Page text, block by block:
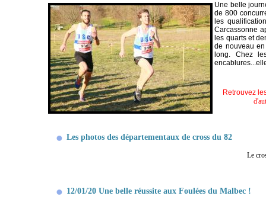
Une belle
de 800
les
Carcassonne
les quarts et
de nouveau
long. Chez
Retrouvez
Les photos des départementaux de cross du 82
Le
12/01/20 Une belle réussite aux Foulées du Malbec !